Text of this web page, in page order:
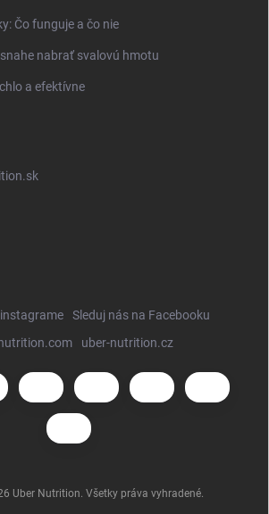
Čo funguje a čo nie
nabrať svalovú hmotu
a efektívne
Sleduj nás na Facebooku
uber-nutrition.cz
Uber Nutrition. Všetky práva vyhradené.